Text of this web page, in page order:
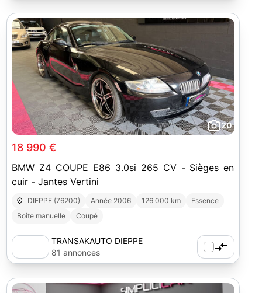
20
18 990 €
BMW Z4 COUPE E86 3.0si 265 CV - Sièges en
cuir - Jantes Vertini
DIEPPE (76200) Année 2006 126 000 km
Essence
Boîte manuelle
Coupé
TRANSAKAUTO DIEPPE
81 annonces